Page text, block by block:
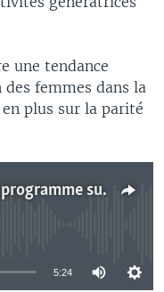
une tendance
femmes dans la
plus sur la parité
Kareen Jabre -responsable du programme sur l'égalité des genres à l'UIP- jointe par Nathalie Barge
available
5:24